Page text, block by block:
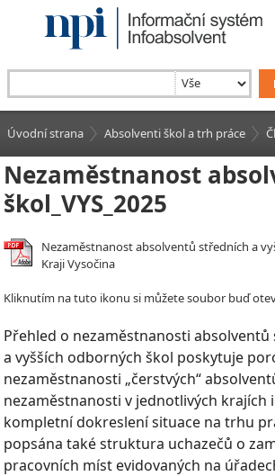
Úvodní strana Absolventi škol a trh práce
Nezaměstnanost
škol_VYS_2025
Nezaměstnanost absolventů středních a
Kraji Vysočina
Kliknutím na tuto ikonu si můžete soubor buď
Přehled o nezaměstnanosti absolventů
a vyšších odborných škol poskytuje
nezaměstnanosti „čerstvých“
nezaměstnanosti v jednotlivých krajích i
kompletní dokreslení situace na trhu
popsána také struktura uchazečů o
pracovních míst evidovaných na